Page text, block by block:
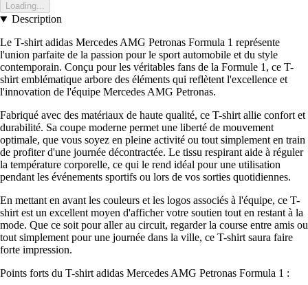
Loading...
Description
Le T-shirt adidas Mercedes AMG Petronas Formula 1 représente
l'union parfaite de la passion pour le sport automobile et du style
contemporain. Conçu pour les véritables fans de la Formule 1, ce T-
shirt emblématique arbore des éléments qui reflètent l'excellence et
l'innovation de l'équipe Mercedes AMG Petronas.
Fabriqué avec des matériaux de haute qualité, ce T-shirt allie confort et
durabilité. Sa coupe moderne permet une liberté de mouvement
optimale, que vous soyez en pleine activité ou tout simplement en train
de profiter d'une journée décontractée. Le tissu respirant aide à réguler
la température corporelle, ce qui le rend idéal pour une utilisation
pendant les événements sportifs ou lors de vos sorties quotidiennes.
En mettant en avant les couleurs et les logos associés à l'équipe, ce T-
shirt est un excellent moyen d'afficher votre soutien tout en restant à la
mode. Que ce soit pour aller au circuit, regarder la course entre amis ou
tout simplement pour une journée dans la ville, ce T-shirt saura faire
forte impression.
Points forts du T-shirt adidas Mercedes AMG Petronas Formula 1 :